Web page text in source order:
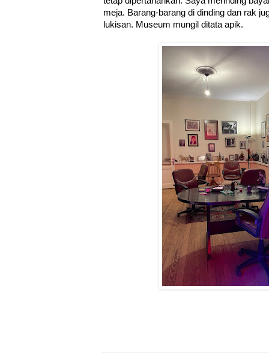
meja. Barang-barang di dinding dan rak
lukisan. Museum mungil ditata apik.